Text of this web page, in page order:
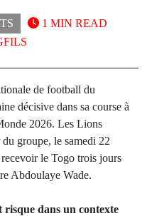
1 MIN READ
de football du
décisive dans sa course à
2026. Les Lions
groupe, le samedi 22
le Togo trois jours
Abdoulaye Wade.
dans un contexte